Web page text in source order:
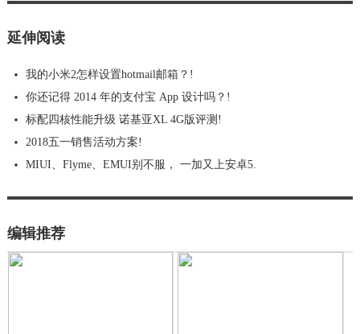
延伸阅读
我的小米2怎样设置hotmail邮箱？!
你还记得 2014 年的支付宝 App 设计吗？!
标配四核性能升级 诺基亚XL 4G版评测!
2018五一销售活动方案!
MIUI、Flyme、EMUI别不服， 一加又上安卓5.
编辑推荐